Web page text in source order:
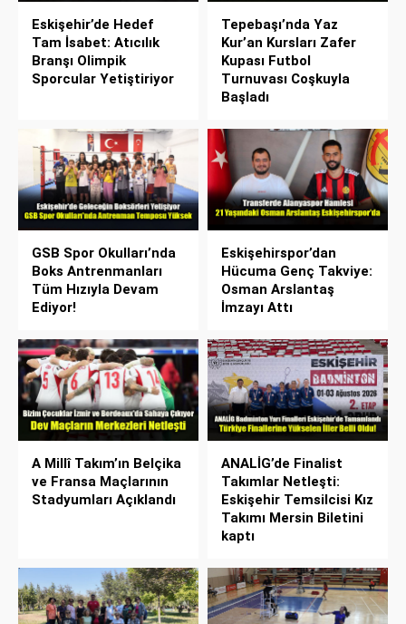
Eskişehir’de Hedef
Tam İsabet: Atıcılık
Branşı Olimpik
Sporcular Yetiştiriyor
Tepebaşı’nda Yaz
Kur’an Kursları Zafer
Kupası Futbol
Turnuvası Coşkuyla
Başladı
GSB Spor Okulları’nda
Boks Antrenmanları
Tüm Hızıyla Devam
Ediyor!
Eskişehirspor’dan
Hücuma Genç Takviye:
Osman Arslantaş
İmzayı Attı
A Millî Takım’ın Belçika
ve Fransa Maçlarının
Stadyumları Açıklandı
ANALİG’de Finalist
Takımlar Netleşti:
Eskişehir Temsilcisi Kız
Takımı Mersin Biletini
kaptı